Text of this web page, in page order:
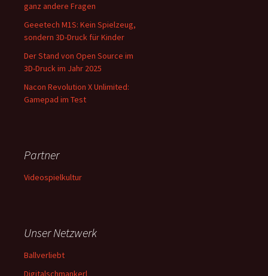
ganz andere Fragen
Geeetech M1S: Kein Spielzeug,
sondern 3D-Druck für Kinder
Der Stand von Open Source im
3D-Druck im Jahr 2025
Nacon Revolution X Unlimited:
Gamepad im Test
Partner
Videospielkultur
Unser Netzwerk
Ballverliebt
Digitalschmankerl